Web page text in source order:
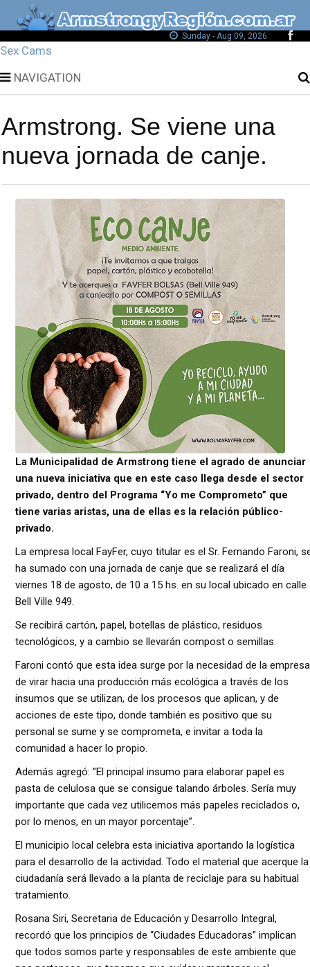
Sunday - Aug 09, 2026
Sex Cams
NAVIGATION
Armstrong. Se viene una
nueva jornada de canje.
La Municipalidad de Armstrong tiene el agrado de anunciar
una nueva iniciativa que en este caso llega desde el sector
privado, dentro del Programa “Yo me Comprometo” que
tiene varias aristas, una de ellas es la relación público-
privado.
La empresa local FayFer, cuyo titular es el Sr. Fernando Faroni,
ha sumado con una jornada de canje que se realizará el día
viernes 18 de agosto, de 10 a 15 hs. en su local ubicado en calle
Bell Ville 949.
Se recibirá cartón, papel, botellas de plástico, residuos
tecnológicos, y a cambio se llevarán compost o semillas.
Faroni contó que esta idea surge por la necesidad de la empresa
de virar hacia una producción más ecológica a través de los
insumos que se utilizan, de los procesos que aplican, y de
acciones de este tipo, donde también es positivo que su
personal se sume y se comprometa, e invitar a toda la
comunidad a hacer lo propio.
Además agregó: ”El principal insumo para elaborar papel es
pasta de celulosa que se consigue talando árboles. Sería muy
importante que cada vez utilicemos más papeles reciclados o,
por lo menos, en un mayor porcentaje”.
El municipio local celebra esta iniciativa aportando la logística
para el desarrollo de la actividad. Todo el material que acerque la
ciudadanía será llevado a la planta de reciclaje para su habitual
tratamiento.
Rosana Siri, Secretaria de Educación y Desarrollo Integral,
recordó que los principios de “Ciudades Educadoras” implican
que todos somos parte y responsables de este ambiente que